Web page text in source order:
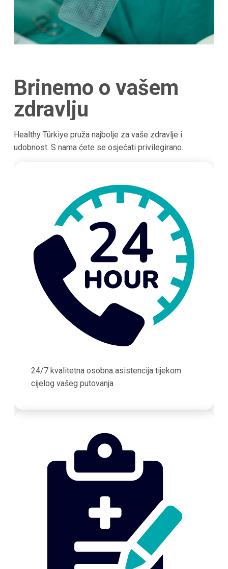
Brinemo o vašem
zdravlju
Healthy Türkiye pruža najbolje za vaše zdravlje i
udobnost. S nama ćete se osjećati privilegirano.
24/7 kvalitetna osobna asistencija tijekom
cijelog vašeg putovanja